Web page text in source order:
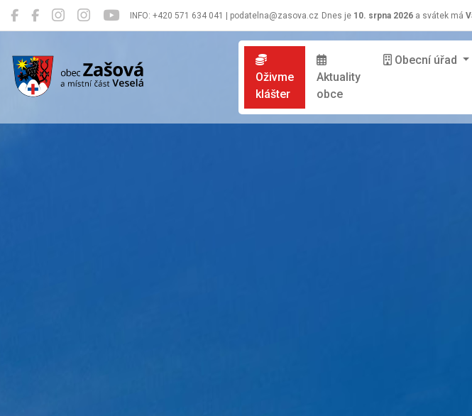
INFO: +420 571 634 041 | podatelna@zasova.cz Dnes je 10. srpna 2026 a svátek má
Zašová
Oživme
klášter
Aktuality
obce
Obecní úřad